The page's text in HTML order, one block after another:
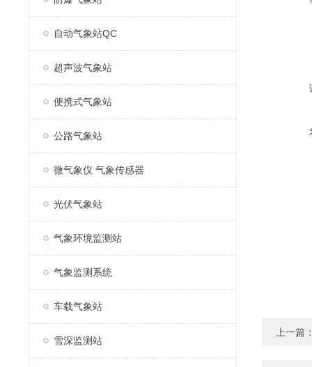
自动气象站QC
超声波气象站
便携式气象站
公路气象站
微气象仪 气象传感器
光伏气象站
气象环境监测站
气象监测系统
车载气象站
雪深监测站
上一篇